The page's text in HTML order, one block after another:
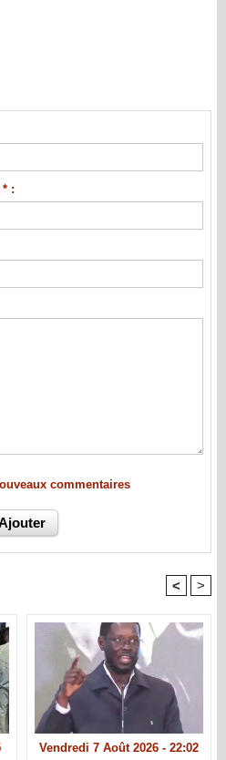
:
commentaires
< >
Vendredi 7 Août 2026 - 22:02